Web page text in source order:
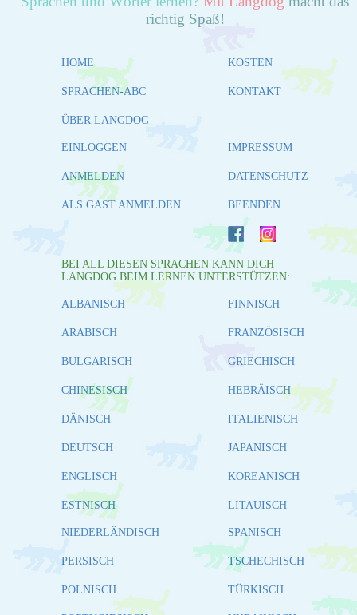
richtig Spaß!
HOME
SPRACHEN-ABC
ÜBER LANGDOG
KOSTEN
KONTAKT
EINLOGGEN
ANMELDEN
ALS GAST ANMELDEN
IMPRESSUM
DATENSCHUTZ
BEENDEN
BEI ALL DIESEN SPRACHEN KANN DICH
LANGDOG BEIM LERNEN UNTERSTÜTZEN:
ALBANISCH
ARABISCH
BULGARISCH
CHINESISCH
DÄNISCH
DEUTSCH
ENGLISCH
ESTNISCH
FINNISCH
FRANZÖSISCH
GRIECHISCH
HEBRÄISCH
ITALIENISCH
JAPANISCH
KOREANISCH
LITAUISCH
NIEDERLÄNDISCH
PERSISCH
POLNISCH
SPANISCH
TSCHECHISCH
TÜRKISCH